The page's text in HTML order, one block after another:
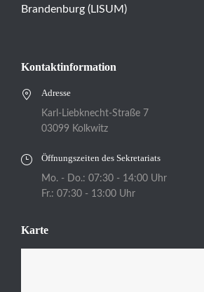
Brandenburg (LISUM)
Kontaktinformation
Adresse
Karl-Liebknecht-Straße 7
03099 Kolkwitz
Öffnungszeiten des Sekretariats
Mo. - Do.: 07:30 - 14:00 Uhr
Fr.: 07:30 - 13:00 Uhr
Karte